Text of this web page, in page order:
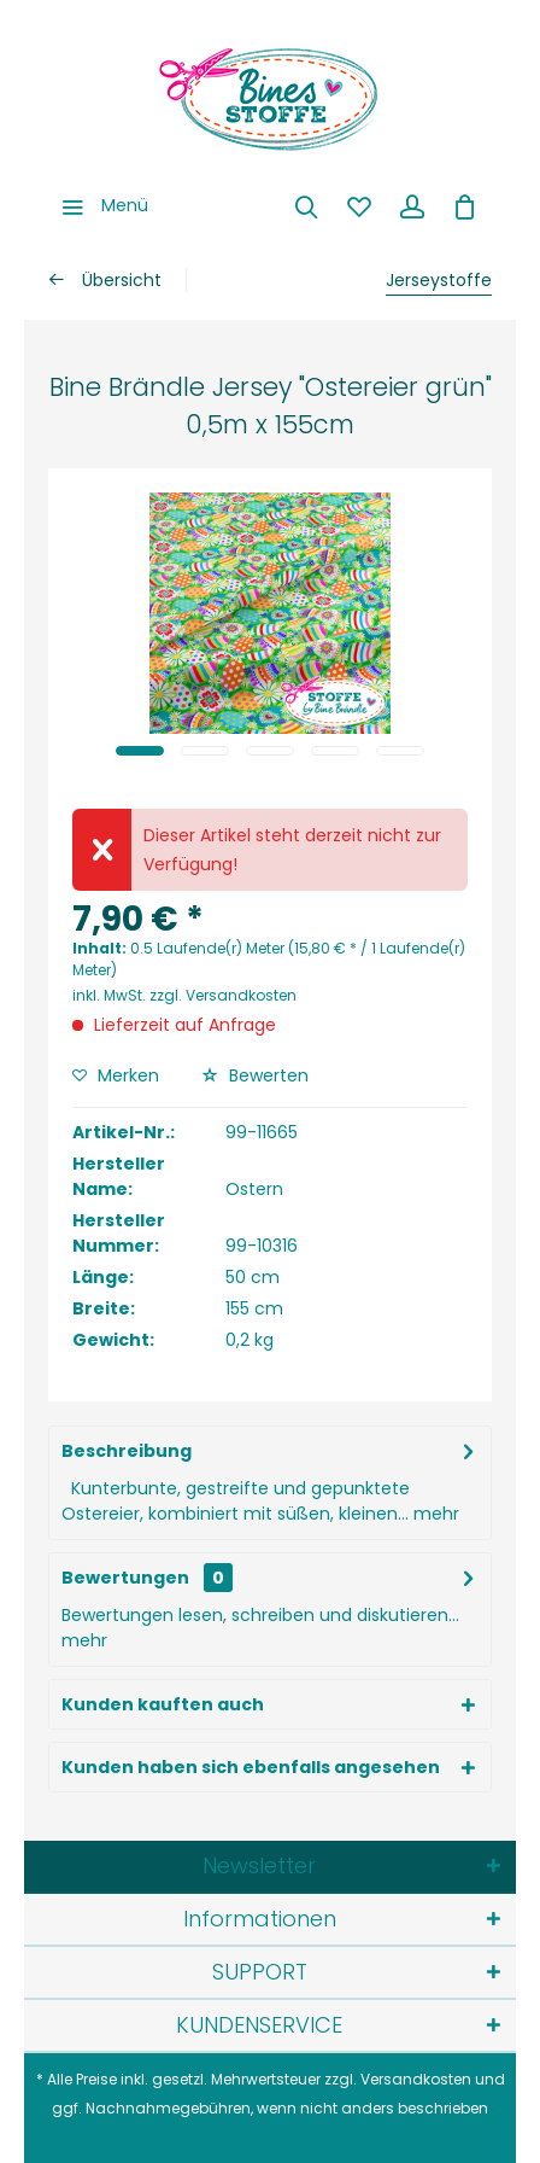
Menü
Übersicht Jerseystoffe
Bine Brändle Jersey "Ostereier grün"
0,5m x 155cm
Dieser Artikel steht derzeit nicht zur
Verfügung!
7,90 € *
Inhalt: 0.5 Laufende(r) Meter (15,80 € * / 1 Laufende(r)
Meter)
inkl. MwSt. zzgl. Versandkosten
Lieferzeit auf Anfrage
Merken Bewerten
Artikel-Nr.:
99-11665
Hersteller
Name:
Ostern
Hersteller
Nummer:
99-10316
Länge:
50 cm
Breite:
155 cm
Gewicht:
0,2 kg
Beschreibung
Kunterbunte, gestreifte und gepunktete
Ostereier, kombiniert mit süßen, kleinen... mehr
Bewertungen
0
Bewertungen lesen, schreiben und diskutieren...
mehr
Kunden kauften auch
Kunden haben sich ebenfalls angesehen
KUNDENSERVICE
SUPPORT
Informationen
Newsletter
* Alle Preise inkl. gesetzl. Mehrwertsteuer zzgl. Versandkosten und
ggf. Nachnahmegebühren, wenn nicht anders beschrieben